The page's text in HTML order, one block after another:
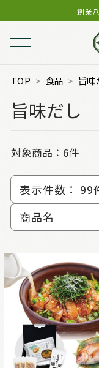
創業
TOP 食品 旨味
旨味だし
対象商品： 6件
表示件数： 99
商品名